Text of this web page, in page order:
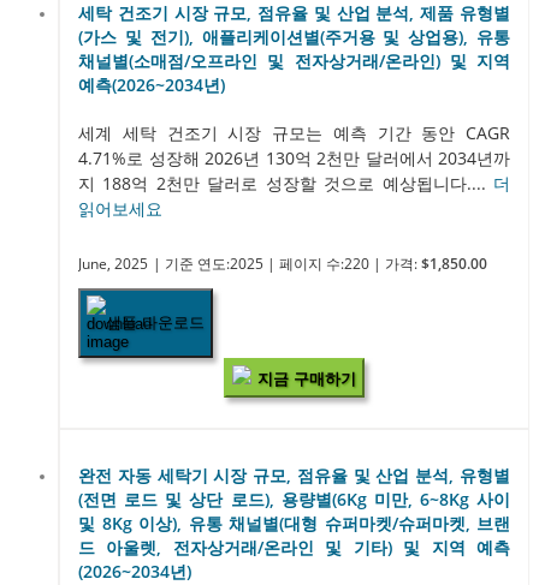
세탁 건조기 시장 규모, 점유율 및 산업 분석, 제품 유형별
(가스 및 전기), 애플리케이션별(주거용 및 상업용), 유통
채널별(소매점/오프라인 및 전자상거래/온라인) 및 지역
예측(2026~2034년)
세계 세탁 건조기 시장 규모는 예측 기간 동안 CAGR
4.71%로 성장해 2026년 130억 2천만 달러에서 2034년까
지 188억 2천만 달러로 성장할 것으로 예상됩니다.... 더
읽어보세요
June, 2025 | 기준 연도:2025 | 페이지 수:220 | 가격: $1,850.00
샘플 다운로드
지금 구매하기
완전 자동 세탁기 시장 규모, 점유율 및 산업 분석, 유형별
(전면 로드 및 상단 로드), 용량별(6Kg 미만, 6~8Kg 사이
및 8Kg 이상), 유통 채널별(대형 슈퍼마켓/슈퍼마켓, 브랜
드 아울렛, 전자상거래/온라인 및 기타) 및 지역 예측
(2026~2034년)